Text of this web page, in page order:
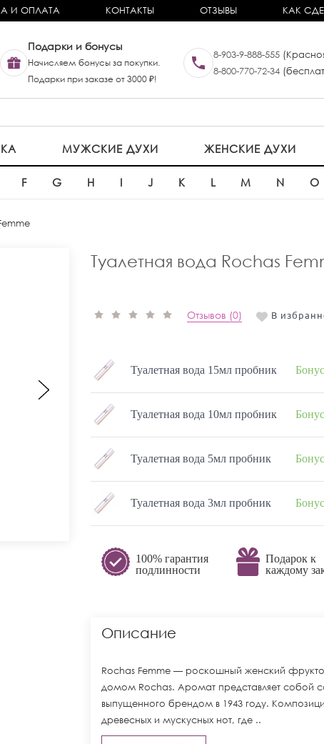
И ОПЛАТА КОНТАКТЫ ОТЗЫВЫ КАК
Подарки и бонусы
Начисляем бонусы за покупки.
Подарки при заказе от 3000 ₽!
8-903-9-888-555
8-800-770-72-34
МУЖСКИЕ ДУХИ ЖЕНСКИЕ ДУХИ
F G H I J K L M N O
Туалетная вода Rochas
Отзывов (0) В
Туалетная вода 15мл пробник
Туалетная вода 10мл пробник
Туалетная вода 5мл пробник
Туалетная вода 3мл пробник
100% гарантия
подлинности
Подарок к
каждому
Описание
Rochas Femme — роскошный женский
домом Rochas. Аромат представляет собой
выпущенного брендом в 1943 году.
древесных и мускусных нот, где ..